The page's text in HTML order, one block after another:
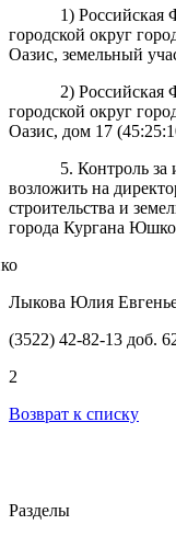
1) Российская
городской округ
Оазис, земельный
2) Российская
городской округ
Оазис, дом 17
5. Контроль за
возложить на
строительства и
города Кургана
Лыкова Юлия
(3522) 42-82-13 доб.
2
Возврат к списку
Разделы